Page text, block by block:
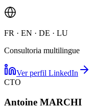
FR · EN · DE · LU
Consultoria multilingue
Ver perfil LinkedIn
CTO
Antoine MARCHI